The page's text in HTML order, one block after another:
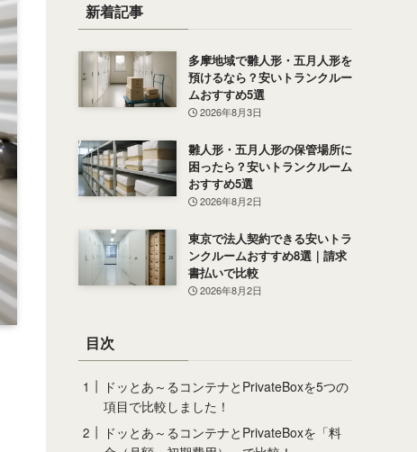
新着記事
多摩地域で雛人形・五月人形を
預けるなら？安いトランクルー
ムおすすめ5選
2026年8月3日
雛人形・五月人形の保管場所に
困ったら？安いトランクルーム
おすすめ5選
2026年8月2日
東京で法人契約できる安いトラ
ンクルームおすすめ8選｜請求
書払いで比較
2026年8月2日
目次
ドッとあ～るコンテナとPrivateBoxを5つの
項目で比較しました！
ドッとあ～るコンテナとPrivateBoxを「料